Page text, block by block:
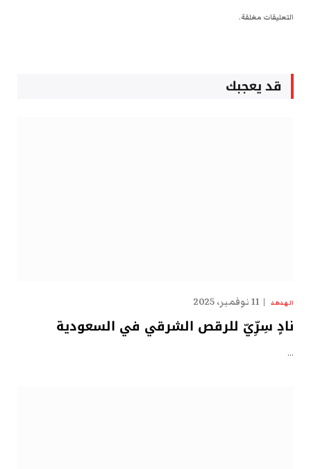
التعليقات مغلقة.
قد يعجبك
الهدهد 11 نوفمبر، 2025
نادٍ سِرِّيّ للرقص الشرقي في السعودية
…